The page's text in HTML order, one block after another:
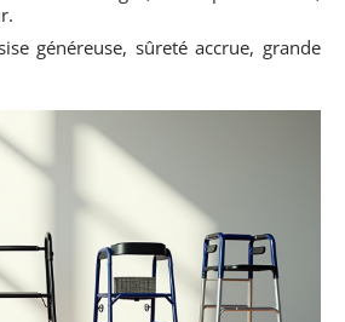
généreuse, sûreté accrue, grande